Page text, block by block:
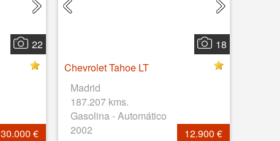
22
30.000 €
18
Chevrolet Tahoe LT
Madrid
187.207 kms.
Gasolina - Automático
2002
12.900 €